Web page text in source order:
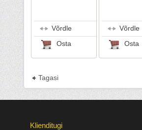
Võrdle
Osta
Võrdle
Osta
Tagasi
Klienditugi